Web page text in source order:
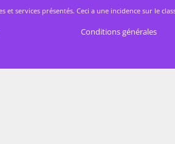
services présentés. Ceci a une incidence sur le
Conditions générales